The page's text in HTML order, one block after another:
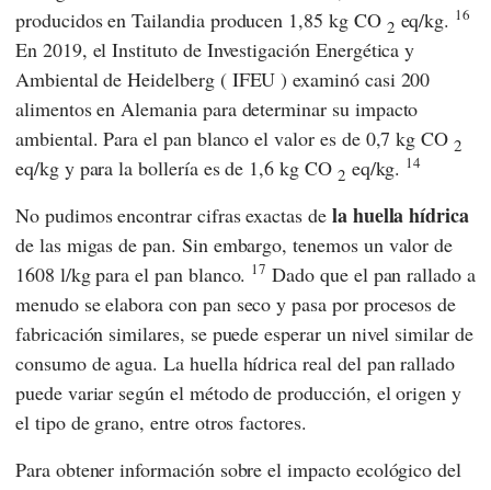
producidos en Tailandia producen 1,85 kg CO 2 eq/kg. 16
En 2019, elInstituto de Investigación Energética y
Ambiental de Heidelberg( IFEU ) examinó casi 200
alimentos en Alemania para determinar su impacto
ambiental. Para el pan blanco el valor es de 0,7 kg CO2
eq/kg y para la bollería es de 1,6 kg CO 2 eq/kg. 14
No pudimos encontrar cifras exactas de la huella hídrica
de las migas de pan. Sin embargo, tenemos un valor de
1608 l/kg para el pan blanco. 17 Dado que el pan rallado a
menudo se elabora con pan seco y pasa por procesos de
fabricación similares, se puede esperar un nivel similar de
consumo de agua. La huella hídrica real del pan rallado
puede variar según el método de producción, el origen y
el tipo de grano, entre otros factores.
Para obtener información sobre el impacto ecológico del